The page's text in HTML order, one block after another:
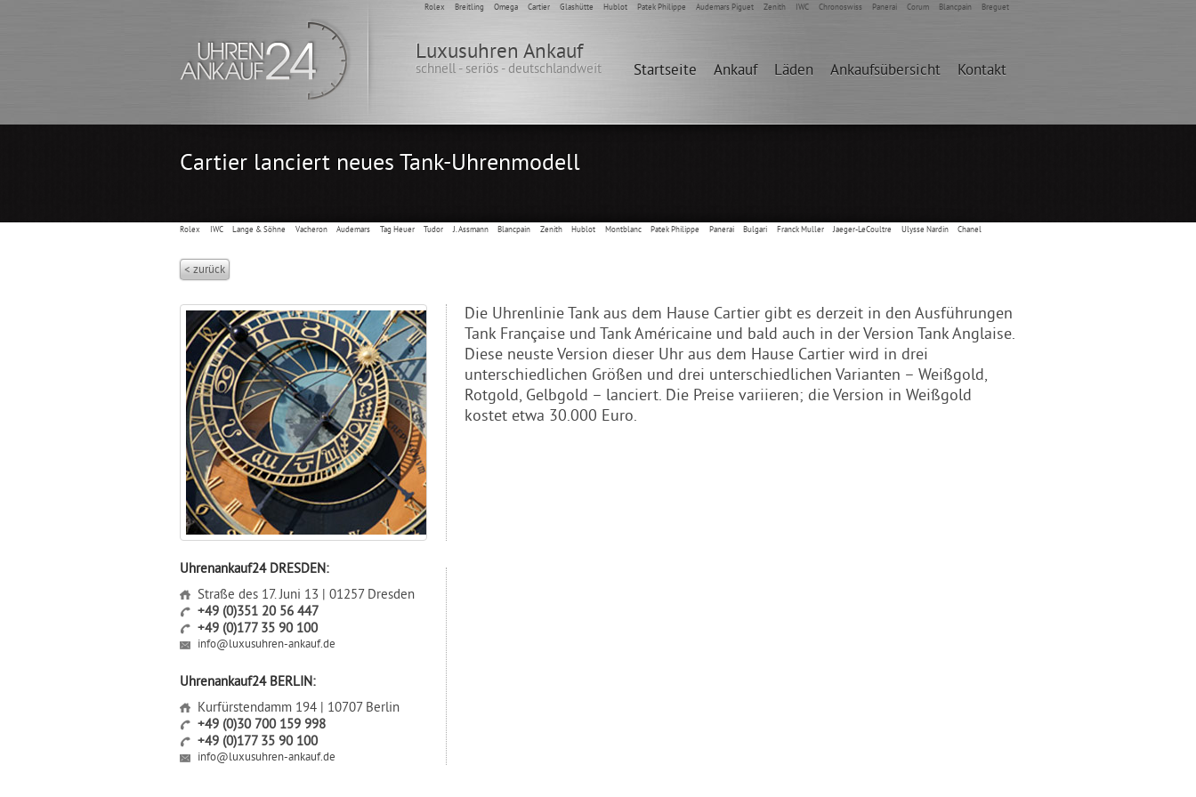
Rolex Breitling Omega Cartier Glashütte Hublot Patek Philippe Audemars Piguet Zenith IWC Chronoswiss Panerai Corum Blancpain Breguet
Luxusuhren Ankauf
schnell - seriös - deutschlandweit Startseite Ankauf Läden Ankaufsübersicht Kontakt
Cartier lanciert neues Tank-Uhrenmodell
Rolex IWC Lange & Söhne Vacheron Audemars Tag Heuer Tudor J. Assmann Blancpain Zenith Hublot Montblanc Patek Philippe Panerai Bulgari Franck Muller Jaeger-LeCoultre Ulysse Nardin Chanel
< zurück
Uhrenankauf24 DRESDEN:
Straße des 17. Juni 13 | 01257 Dresden
+49 (0)351 20 56 447
+49 (0)177 35 90 100
info@luxusuhren-ankauf.de
Uhrenankauf24 BERLIN:
Kurfürstendamm 194 | 10707 Berlin
+49 (0)30 700 159 998
+49 (0)177 35 90 100
info@luxusuhren-ankauf.de
Die Uhrenlinie Tank aus dem Hause Cartier gibt es derzeit in den Ausführungen
Tank Française und Tank Américaine und bald auch in der Version Tank Anglaise.
Diese neuste Version dieser Uhr aus dem Hause Cartier wird in drei
unterschiedlichen Größen und drei unterschiedlichen Varianten – Weißgold,
Rotgold, Gelbgold – lanciert. Die Preise variieren; die Version in Weißgold
kostet etwa 30.000 Euro.